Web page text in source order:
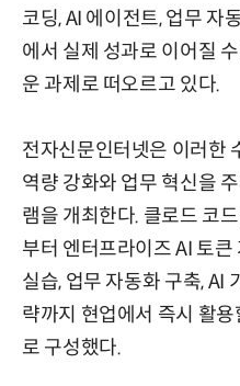
코딩, AI 에이전트, 업무 자
에서 실제 성과로 이어질
운 과제로 떠오르고 있다.
전자신문인터넷은 이러한
역량 강화와 업무 혁신을
램을 개최한다. 클로드 코
부터 엔터프라이즈 AI 토
실습, 업무 자동화 구축, AI
략까지 현업에서 즉시 활
로 구성했다.